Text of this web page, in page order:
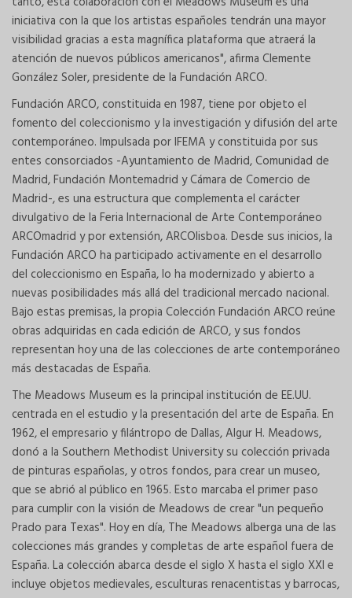
iniciativa con la que los artistas españoles tendrán una mayor
visibilidad gracias a esta magnífica plataforma que atraerá la
atención de nuevos públicos americanos", afirma Clemente
González Soler, presidente de la Fundación ARCO.
Fundación ARCO, constituida en 1987, tiene por objeto el
fomento del coleccionismo y la investigación y difusión del arte
contemporáneo. Impulsada por IFEMA y constituida por sus
entes consorciados -Ayuntamiento de Madrid, Comunidad de
Madrid, Fundación Montemadrid y Cámara de Comercio de
Madrid-, es una estructura que complementa el carácter
divulgativo de la Feria Internacional de Arte Contemporáneo
ARCOmadrid y por extensión, ARCOlisboa. Desde sus inicios, la
Fundación ARCO ha participado activamente en el desarrollo
del coleccionismo en España, lo ha modernizado y abierto a
nuevas posibilidades más allá del tradicional mercado nacional.
Bajo estas premisas, la propia Colección Fundación ARCO reúne
obras adquiridas en cada edición de ARCO, y sus fondos
representan hoy una de las colecciones de arte contemporáneo
más destacadas de España.
The Meadows Museum es la principal institución de EE.UU.
centrada en el estudio y la presentación del arte de España. En
1962, el empresario y filántropo de Dallas, Algur H. Meadows,
donó a la Southern Methodist University su colección privada
de pinturas españolas, y otros fondos, para crear un museo,
que se abrió al público en 1965. Esto marcaba el primer paso
para cumplir con la visión de Meadows de crear "un pequeño
Prado para Texas". Hoy en día, The Meadows alberga una de las
colecciones más grandes y completas de arte español fuera de
España. La colección abarca desde el siglo X hasta el siglo XXI e
incluye objetos medievales, esculturas renacentistas y barrocas,